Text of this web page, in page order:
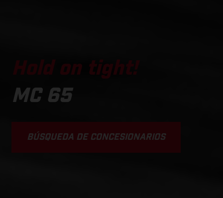
Hold on tight!
MC 65
BÚSQUEDA DE CONCESIONARIOS